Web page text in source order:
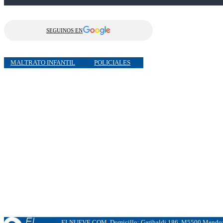
SEGUINOS EN
MALTRATO INFANTIL POLICIALES